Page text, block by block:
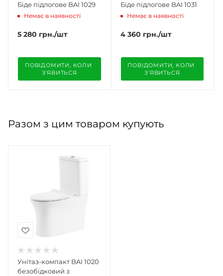
Біде підлогове BAI 1029
Немає в наявності
5 280 грн./шт
ПОВІДОМИТИ, КОЛИ
З'ЯВИТЬСЯ
Біде підлогове BAI 1031
Немає в наявності
4 360 грн./шт
ПОВІДОМИТИ, КОЛИ
З'ЯВИТЬСЯ
Разом з цим товаром купують
Унітаз-компакт BAI 1020
безобідковий з